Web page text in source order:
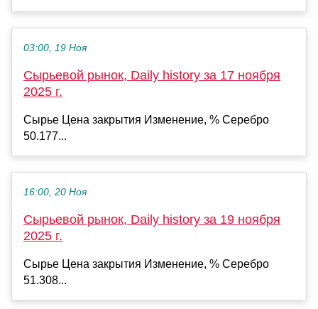
03:00, 19 Ноя
Сырьевой рынок, Daily history за 17 ноября
2025 г.
Сырье Цена закрытия Изменение, % Серебро
50.177...
16:00, 20 Ноя
Сырьевой рынок, Daily history за 19 ноября
2025 г.
Сырье Цена закрытия Изменение, % Серебро
51.308...